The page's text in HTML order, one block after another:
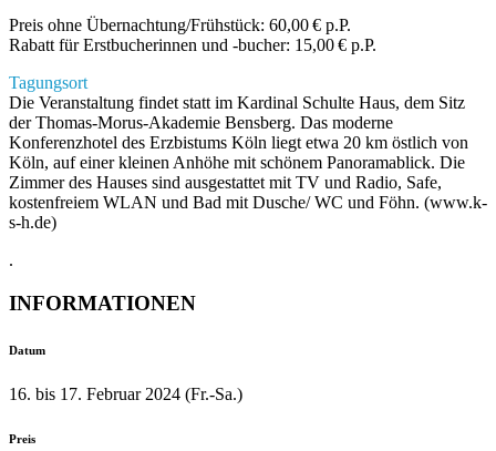
Preis ohne Übernachtung/Frühstück: 60,00 € p.P.
Rabatt für Erstbucherinnen und -bucher: 15,00 € p.P.
Tagungsort
Die Veranstaltung findet statt im Kardinal Schulte Haus, dem Sitz
der Thomas-Morus-Akademie Bensberg. Das moderne
Konferenzhotel des Erzbistums Köln liegt etwa 20 km östlich von
Köln, auf einer kleinen Anhöhe mit schönem Panoramablick. Die
Zimmer des Hauses sind ausgestattet mit TV und Radio, Safe,
kostenfreiem WLAN und Bad mit Dusche/ WC und Föhn. (www.k-
s-h.de)
.
INFORMATIONEN
Datum
16. bis 17. Februar 2024 (Fr.-Sa.)
Preis